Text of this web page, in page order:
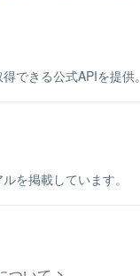
できる公式APIを提供。
を掲載しています。